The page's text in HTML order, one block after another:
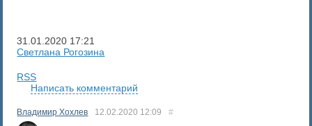
31.01.2020 17:21
Светлана Рогозина
RSS
Написать комментарий
Владимир Хохлев 12.02.2020 12:09 #